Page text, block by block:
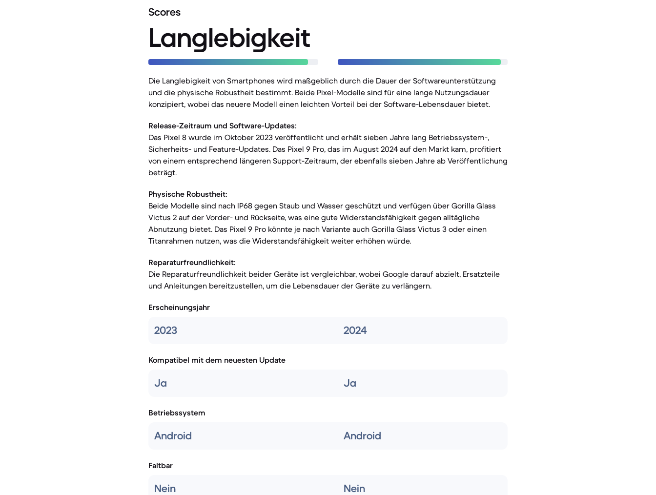
Scores
Langlebigkeit
Die Langlebigkeit von Smartphones wird maßgeblich durch die Dauer der Softwareunterstützung
und die physische Robustheit bestimmt. Beide Pixel-Modelle sind für eine lange Nutzungsdauer
konzipiert, wobei das neuere Modell einen leichten Vorteil bei der Software-Lebensdauer bietet.
Release-Zeitraum und Software-Updates:
Das Pixel 8 wurde im Oktober 2023 veröffentlicht und erhält sieben Jahre lang Betriebssystem-,
Sicherheits- und Feature-Updates. Das Pixel 9 Pro, das im August 2024 auf den Markt kam, profitiert
von einem entsprechend längeren Support-Zeitraum, der ebenfalls sieben Jahre ab Veröffentlichung
beträgt.
Physische Robustheit:
Beide Modelle sind nach IP68 gegen Staub und Wasser geschützt und verfügen über Gorilla Glass
Victus 2 auf der Vorder- und Rückseite, was eine gute Widerstandsfähigkeit gegen alltägliche
Abnutzung bietet. Das Pixel 9 Pro könnte je nach Variante auch Gorilla Glass Victus 3 oder einen
Titanrahmen nutzen, was die Widerstandsfähigkeit weiter erhöhen würde.
Reparaturfreundlichkeit:
Die Reparaturfreundlichkeit beider Geräte ist vergleichbar, wobei Google darauf abzielt, Ersatzteile
und Anleitungen bereitzustellen, um die Lebensdauer der Geräte zu verlängern.
Erscheinungsjahr
2023 2024
Kompatibel mit dem neuesten Update
Ja Ja
Betriebssystem
Android Android
Faltbar
Nein Nein